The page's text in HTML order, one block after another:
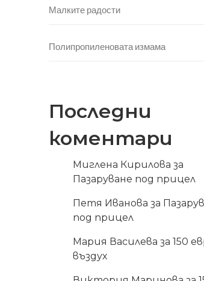
Малките радости
Полипропиленовата измама
Последни
коментари
Миглена Кирилова за
Пазаруване под прицел
Петя Иванова за
под прицел
Мария Василева за150
въздух